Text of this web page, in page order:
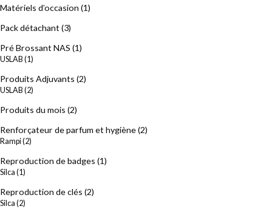
Matériels d’occasion (1)
Pack détachant(3)
Pré Brossant NAS (1)
USLAB (1)
Produits Adjuvants (2)
USLAB (2)
Produits du mois (2)
Renforçateur de parfum et hygiène(2)
Rampi(2)
Reproduction de badges (1)
Silca (1)
Reproduction de clés (2)
Silca (2)